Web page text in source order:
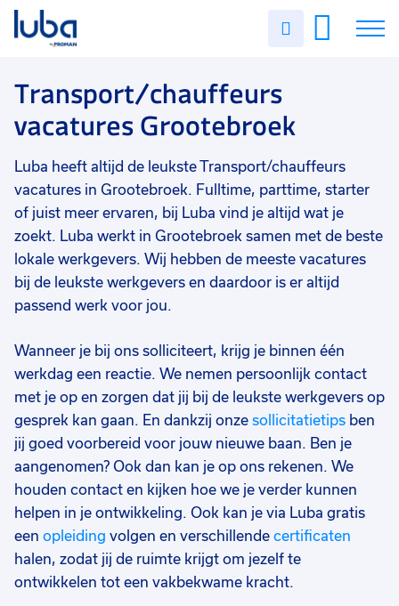
Uren
Vacatures
Over ons
Voor werkgevers
Contact
Transport/chauffeurs
vacatures Grootebroek
Luba heeft altijd de leukste Transport/chauffeurs
vacatures in Grootebroek. Fulltime, parttime, starter
of juist meer ervaren, bij Luba vind je altijd wat je
zoekt. Luba werkt in Grootebroek samen met de beste
lokale werkgevers. Wij hebben de meeste vacatures
bij de leukste werkgevers en daardoor is er altijd
passend werk voor jou.
Wanneer je bij ons solliciteert, krijg je binnen één
werkdag een reactie. We nemen persoonlijk contact
met je op en zorgen dat jij bij de leukste werkgevers op
gesprek kan gaan. En dankzij onze sollicitatietips ben
jij goed voorbereid voor jouw nieuwe baan. Ben je
aangenomen? Ook dan kan je op ons rekenen. We
houden contact en kijken hoe we je verder kunnen
helpen in je ontwikkeling. Ook kan je via Luba gratis
een opleiding volgen en verschillende certificaten
halen, zodat jij de ruimte krijgt om jezelf te
ontwikkelen tot een vakbekwame kracht.
Filter vacatures
Vakgebied 0
Transport/chauffeurs
Opleidingsniveau
Soort contract 0
Vast 1
37 - 40+ uur
25 - 32 uur 1